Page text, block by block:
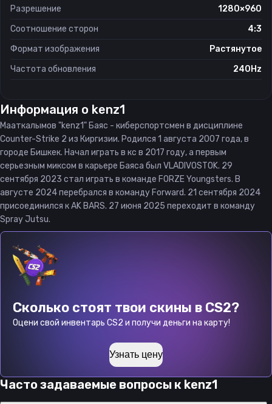
Разрешение
1280×960
Соотношение сторон
4:3
Формат изображения
Растянутое
Частота обновления
240Hz
Информация о kenz1
Мааткалымов "kenz1" Баяс - киберспортсмен в дисциплине
Counter-Strike 2 из Киргизии. Родился 1 августа 2007 года, в
городе Бишкек. Начал играть в кс в 2017 году, а первым
серьезным миксом в карьере Баяса был VLADIVOSTOK. 29
сентября 2023 стал играть в команде FORZE Youngsters. В
августе 2024 перебрался в команду Forward. 21 сентября 2024
присоединился к AK BARS. 27 июня 2025 переходит в команду
Spray Jutsu.
Сколько стоят твои скины в CS2?
Оцени свой инвентарь CS2 и получи деньги на карту!
Узнать цену
Часто задаваемые вопросы к kenz1